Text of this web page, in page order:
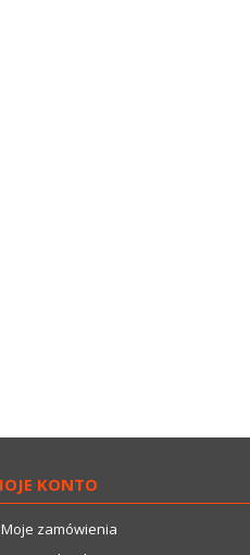
KONTO
Moje zamówienia